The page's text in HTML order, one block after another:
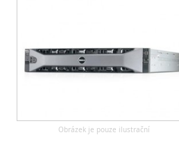
Obrázek je pouze ilustrační